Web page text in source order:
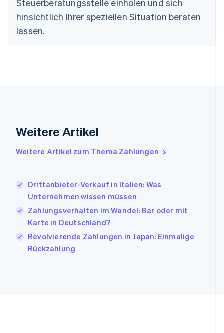
Steuerberatungsstelle einholen und sich
hinsichtlich Ihrer speziellen Situation beraten
lassen.
Weitere Artikel
Weitere Artikel zum Thema Zahlungen
Drittanbieter-Verkauf in Italien: Was
Unternehmen wissen müssen
Zahlungsverhalten im Wandel: Bar oder mit
Karte in Deutschland?
Revolvierende Zahlungen in Japan: Einmalige
Rückzahlung
简体中文English
Finnland
Frankreich
FrançaisEnglish
English
Italien
Italiano English
EnglishFrançais
Kroatien
EnglishItaliano
Lettland
Liechtenstein
Deutsch English